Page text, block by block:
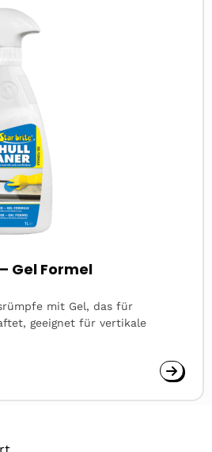
Gel Formel
mit Gel, das für
geeignet für vertikale